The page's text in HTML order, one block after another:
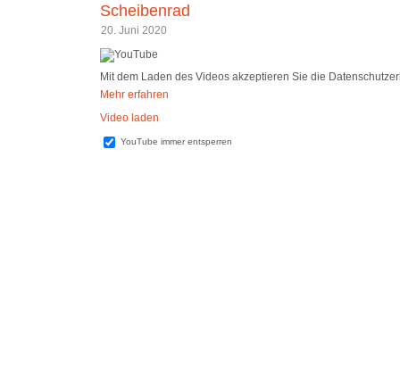
Scheibenrad
20. Juni 2020
Mit dem Laden des Videos akzeptieren Sie die
Mehr erfahren
Video laden
YouTube immer entsperren